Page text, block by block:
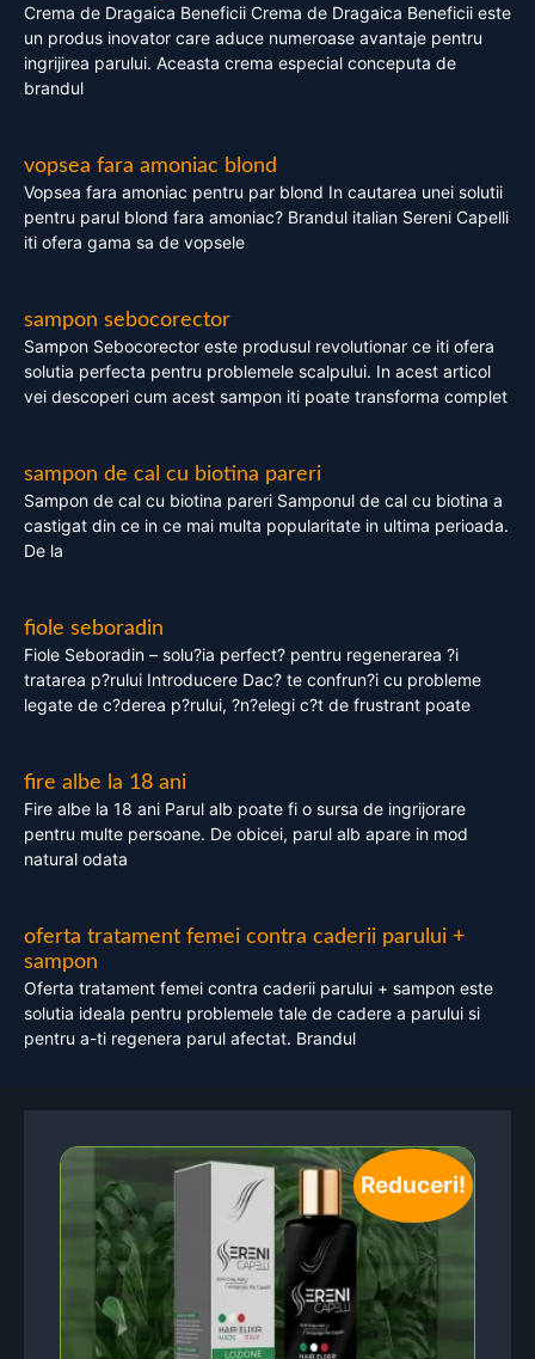
Crema de Dragaica Beneficii Crema de Dragaica Beneficii este
un produs inovator care aduce numeroase avantaje pentru
ingrijirea parului. Aceasta crema especial conceputa de
brandul
vopsea fara amoniac blond
Vopsea fara amoniac pentru par blond In cautarea unei solutii
pentru parul blond fara amoniac? Brandul italian Sereni Capelli
iti ofera gama sa de vopsele
sampon sebocorector
Sampon Sebocorector este produsul revolutionar ce iti ofera
solutia perfecta pentru problemele scalpului. In acest articol
vei descoperi cum acest sampon iti poate transforma complet
sampon de cal cu biotina pareri
Sampon de cal cu biotina pareri Samponul de cal cu biotina a
castigat din ce in ce mai multa popularitate in ultima perioada.
De la
fiole seboradin
Fiole Seboradin – solu?ia perfect? pentru regenerarea ?i
tratarea p?rului Introducere Dac? te confrun?i cu probleme
legate de c?derea p?rului, ?n?elegi c?t de frustrant poate
fire albe la 18 ani
Fire albe la 18 ani Parul alb poate fi o sursa de ingrijorare
pentru multe persoane. De obicei, parul alb apare in mod
natural odata
oferta tratament femei contra caderii parului +
sampon
Oferta tratament femei contra caderii parului + sampon este
solutia ideala pentru problemele tale de cadere a parului si
pentru a-ti regenera parul afectat. Brandul
Reduceri!